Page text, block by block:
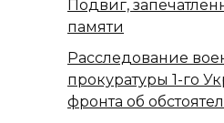
Подвиг,
памяти
Расследование
прокуратуры 1-го
фронта об